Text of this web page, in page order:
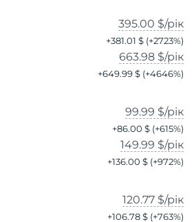
395.00 $/рік
+381.01 $ (+2723%)
663.98 $/рік
+649.99 $ (+4646%)
99.99 $/рік
+86.00 $ (+615%)
149.99 $/рік
+136.00 $ (+972%)
120.77 $/рік
+106.78 $ (+763%)